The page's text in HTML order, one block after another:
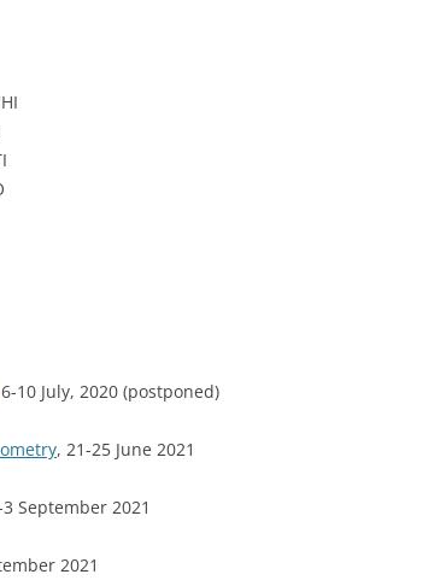
10 July, 2020 (postponed)
, 21-25 June 2021
3 September 2021
2021